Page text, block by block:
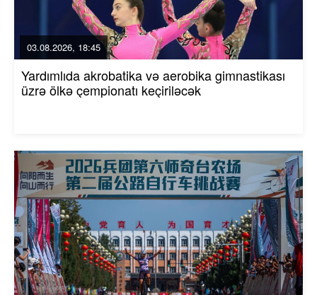
03.08.2026, 18:45
Yardımlıda akrobatika və aerobika gimnastikası
üzrə ölkə çempionatı keçiriləcək